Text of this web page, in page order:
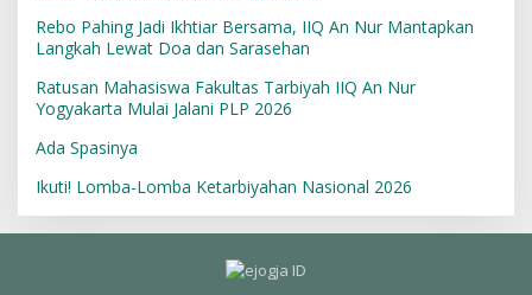
Rebo Pahing Jadi Ikhtiar Bersama, IIQ An Nur Mantapkan
Langkah Lewat Doa dan Sarasehan
Ratusan Mahasiswa Fakultas Tarbiyah IIQ An Nur
Yogyakarta Mulai Jalani PLP 2026
Ada Spasinya
Ikuti! Lomba-Lomba Ketarbiyahan Nasional 2026